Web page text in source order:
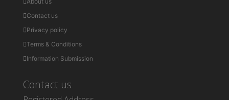
Contact us
Privacy policy
Terms & Conditions
Information Submission
Contact us